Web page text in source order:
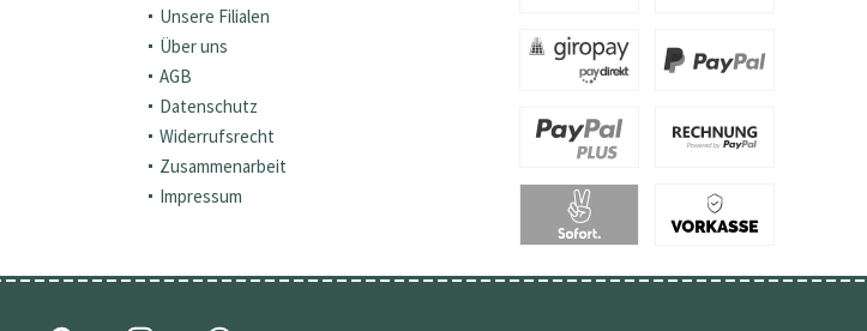
Unsere Filialen
Über uns
AGB
Datenschutz
Widerrufsrecht
Zusammenarbeit
Impressum